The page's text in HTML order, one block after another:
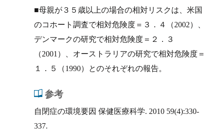
■母親が３５歳以上の場合の相対リスクは、米国
のコホート調査で相対危険度＝３．４（2002）、
デンマークの研究で相対危険度＝２．３
（2001）、オーストラリアの研究で相対危険度＝
１．５（1990）とのそれぞれの報告。
参考
自閉症の環境要因 保健医療科学. 2010 59(4):330-
337.